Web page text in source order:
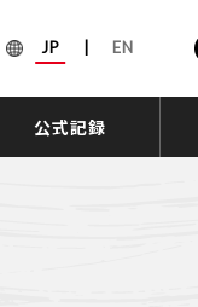
JP EN
公式記録